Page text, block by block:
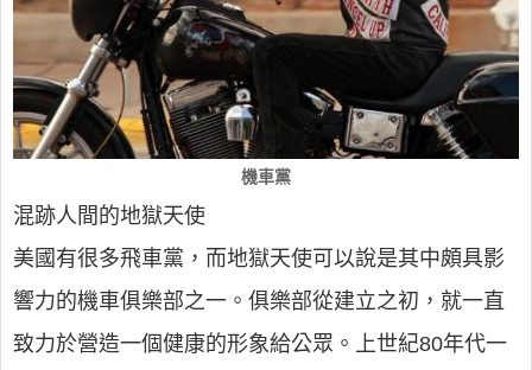
機車黨
混跡人間的地獄天使
美國有很多飛車黨，而地獄天使可以說是其中頗具影
響力的機車俱樂部之一。俱樂部從建立之初，就一直
致力於營造一個健康的形象給公眾。上世紀80年代一